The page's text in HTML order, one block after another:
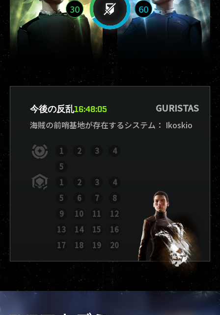
30 60
今後の反乱16:48:04
海賊の前哨基地が存在するシステム： Ikoskio
1 2 3
4
5
1
2 3
4
5
6 7
8
9
10 11
12
13
14 15
16
17
18 19 20
レポートを表示
GURISTAS